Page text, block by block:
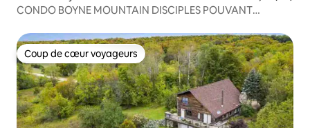
CONDO BOYNE MOUNTAIN DISCIPLES POUVANT
Coup de cœur voyageurs
Coup de cœur voyageurs